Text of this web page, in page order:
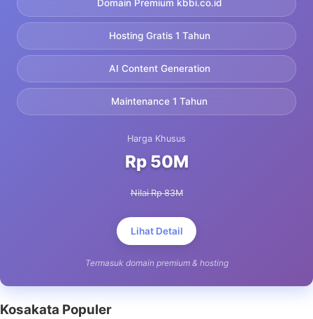
Domain Premium kbbi.co.id
Hosting Gratis 1 Tahun
AI Content Generation
Maintenance 1 Tahun
Harga Khusus
Rp 50M
Nilai Rp 83M
Lihat Detail
Termasuk domain premium & hosting
Kosakata Populer